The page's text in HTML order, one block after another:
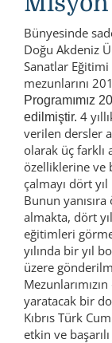
Bünyesinde
Doğu Akdeniz
Sanatlar
mezunlarını
Programımız
edilmiştir. 4
verilen dersler
olarak üç farklı
özelliklerine ve
çalmayı dört
Bunun
almakta, dört
eğitimleri
yılında bir yıl
üzere
yaratacak bir
Kıbrıs Türk
etkin ve